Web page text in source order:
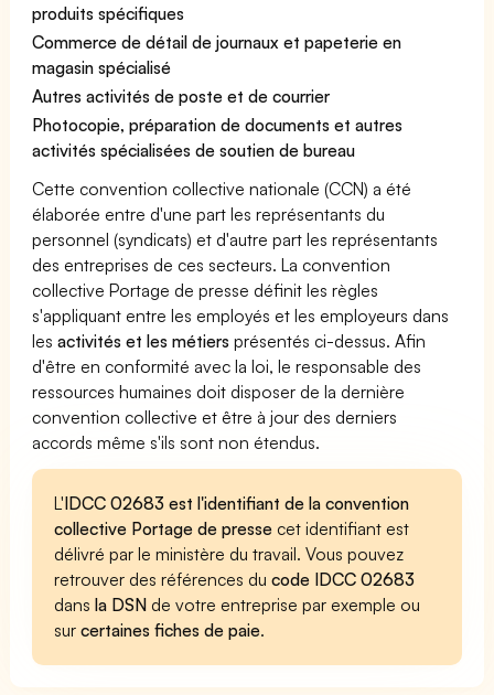
produits spécifiques
Commerce de détail de journaux et papeterie en
magasin spécialisé
Autres activités de poste et de courrier
Photocopie, préparation de documents et autres
activités spécialisées de soutien de bureau
Cette convention collective nationale (CCN) a été
élaborée entre d'une part les représentants du
personnel (syndicats) et d'autre part les représentants
des entreprises de ces secteurs. La convention
collective Portage de presse définit les règles
s'appliquant entre les employés et les employeurs dans
lesactivités et les métiers présentés ci-dessus. Afin
d'être en conformité avec la loi, le responsable des
ressources humaines doit disposer de la dernière
convention collective et être à jour des derniers
accords même s'ils sont non étendus.
L'IDCC 02683 est l'identifiant de la convention
collective Portage de presse cet identifiant est
délivré par le ministère du travail. Vous pouvez
retrouver des références ducode IDCC 02683
dansla DSN de votre entreprise par exemple ou
surcertaines fiches de paie.